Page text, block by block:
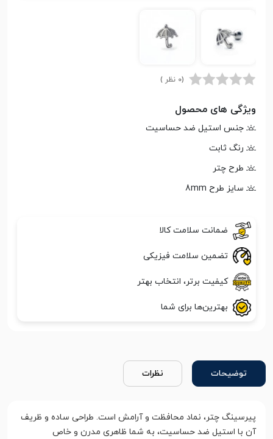
(0 نظر )
ویژگی های محصول
جنس استیل ضد حساسیت
رنگ ثابت
طرح چتر
سایز طرح 8mm
ضمانت سلامت کالا
تضمین سلامت فیزیکی
کیفیت برتر، انتخاب بهتر
بهترین‌ها برای شما
توضیحات نظرات
پیرسینگ چتر، نماد محافظت و آرامش است. طراحی ساده و ظریف
آن با استیل ضد حساسیت، به شما ظاهری مدرن و خاص